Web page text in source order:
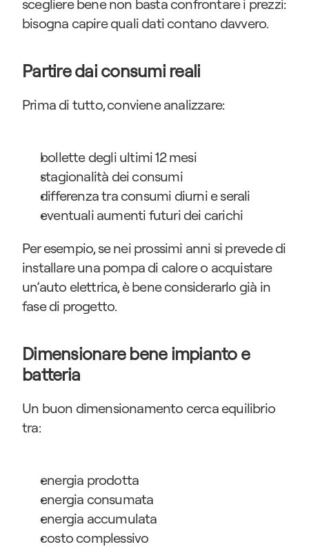
scegliere bene non basta confrontare i prezzi:
bisogna capire quali dati contano davvero.
Partire dai consumi reali
Prima di tutto, conviene analizzare:
bollette degli ultimi 12 mesi
stagionalità dei consumi
differenza tra consumi diurni e serali
eventuali aumenti futuri dei carichi
Per esempio, se nei prossimi anni si prevede di
installare una pompa di calore o acquistare
un’auto elettrica, è bene considerarlo già in
fase di progetto.
Dimensionare bene impianto e
batteria
Un buon dimensionamento cerca equilibrio
tra:
energia prodotta
energia consumata
energia accumulata
costo complessivo